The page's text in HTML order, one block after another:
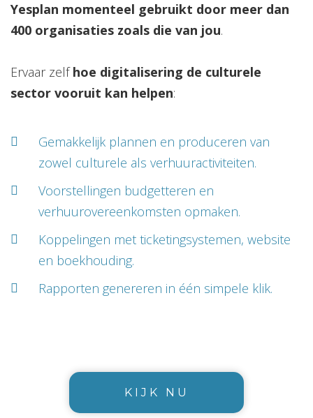
Yesplan momenteel gebruikt door meer dan
400 organisaties zoals die van jou.
Ervaar zelfhoe digitalisering de culturele
sector vooruit kan helpen:
Gemakkelijk plannen en produceren van
zowel culturele als verhuuractiviteiten.
Voorstellingen budgetteren en
verhuurovereenkomsten opmaken.
Koppelingen met ticketingsystemen, website
en boekhouding.
Rapporten genereren in één simpele klik.
KIJK NU